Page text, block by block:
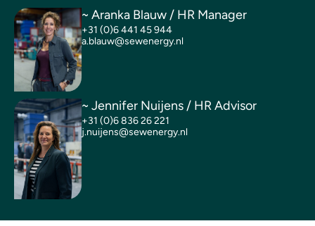
~ Aranka Blauw / HR Manager
+31 (0)6 441 45 944
a.blauw@sewenergy.nl
~ Jennifer Nuijens / HR Advisor
+31 (0)6 836 26 221
j.nuijens@sewenergy.nl